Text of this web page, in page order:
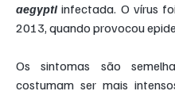
aegypti infectada. O vírus
2013, quando provocou
Os sintomas são
costumam ser mais